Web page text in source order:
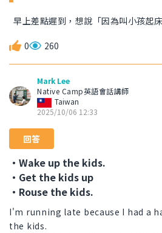
早上差點遲到，想說「因為叫小孩起
0 260
Mark Lee
Native Camp英語會話講師
Taiwan
2025/10/06 12:33
回答
・Wake up the kids.
・Get the kids up
・Rouse the kids.
I'm running late because I had a
the kids.